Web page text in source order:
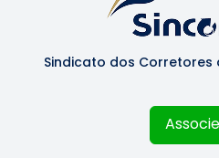
Sindicato dos Corretores